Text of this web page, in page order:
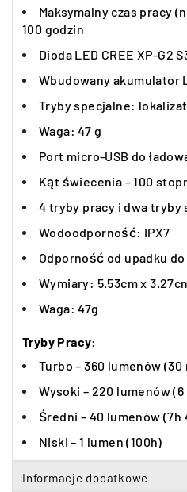
Maksymalny czas pracy
100 godzin
Dioda LED CREE XP-G2
Wbudowany akumulator
Tryby specjalne:
Waga: 47 g
Port micro-USB do
Kąt świecenia – 100
4 tryby pracy i dwa tryby
Wodoodporność: IPX7
Odporność od upadku do
Wymiary: 5.53cm x
Waga: 47g
Tryby Pracy:
Turbo – 360 lumenów (30
Wysoki – 220 lumenów (6
Średni – 40 lumenów (7h
Niski – 1 lumen (100h)
Informacje dodatkowe